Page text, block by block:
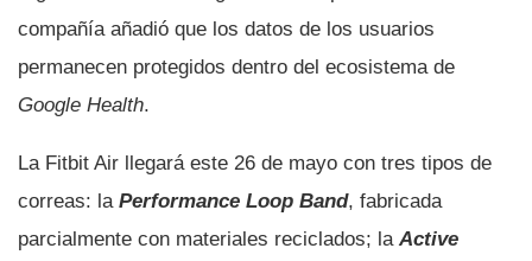
compañía añadió que los datos de los usuarios
permanecen protegidos dentro del ecosistema de
Google Health.
La Fitbit Air llegará este 26 de mayo con tres tipos de
correas: la Performance Loop Band, fabricada
parcialmente con materiales reciclados; la Active